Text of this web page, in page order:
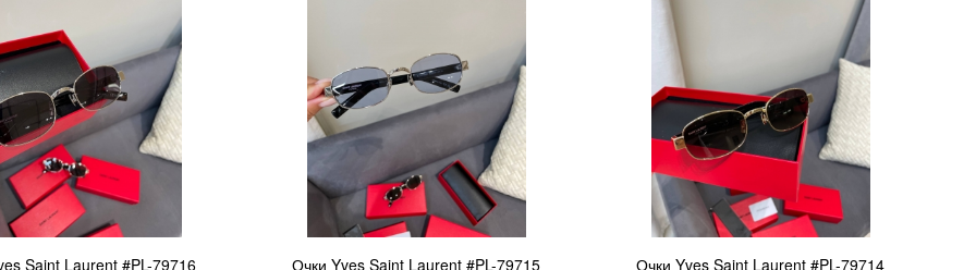
Saint Laurent #PL-79716 Очки Yves Saint Laurent #PL-79715 Очки Yves Saint Laurent #PL-79714